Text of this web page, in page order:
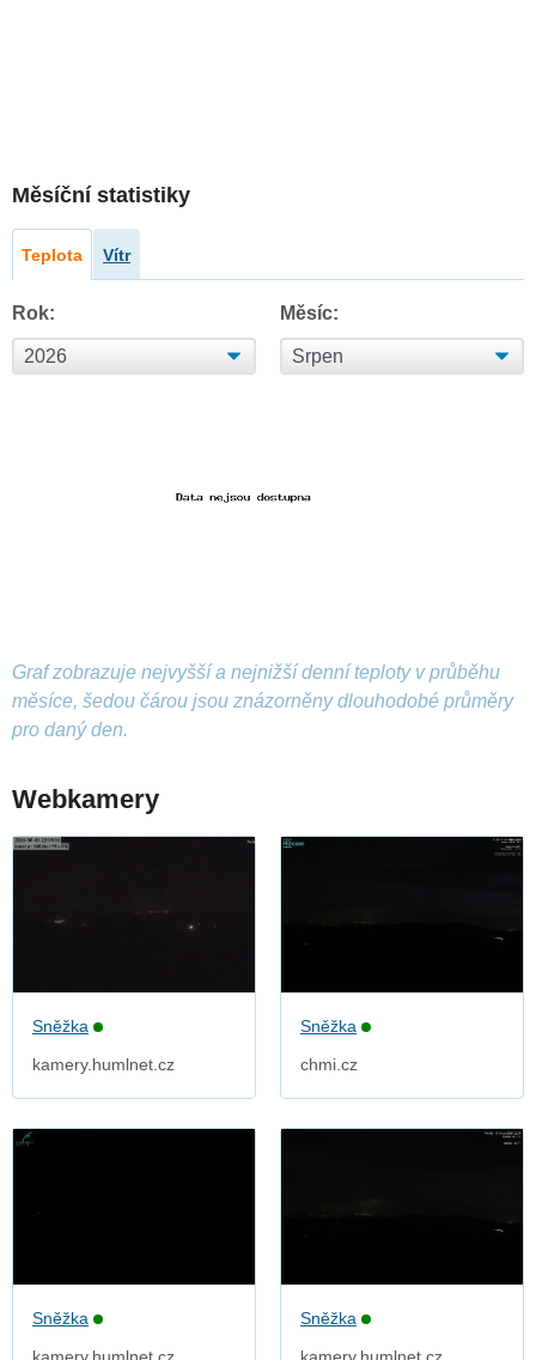
Měsíční statistiky
Teplota Vítr
Rok: Měsíc:
Graf zobrazuje nejvyšší a nejnižší denní teploty v průběhu
měsíce, šedou čárou jsou znázorněny dlouhodobé průměry
pro daný den.
Webkamery
Sněžka
kamery.humlnet.cz
Sněžka
chmi.cz
Sněžka
Sněžka